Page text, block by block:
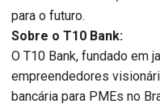
para o futuro.
Sobre o T10 Bank:
O T10 Bank, fundado em
empreendedores
bancária para PMEs no